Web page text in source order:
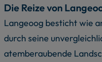
Die Reize von
Langeoog besticht wie
durch seine
atemberaubende